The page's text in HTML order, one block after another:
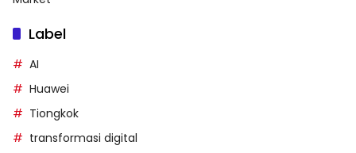
Label
AI
Huawei
Tiongkok
transformasi digital